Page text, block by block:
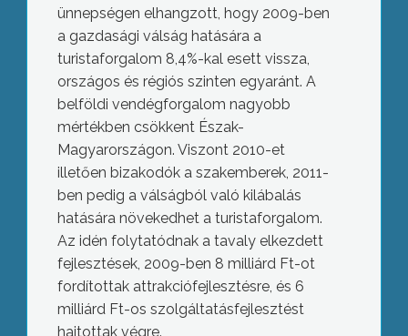
ünnepségen elhangzott, hogy 2009-ben
a gazdasági válság hatására a
turistaforgalom 8,4%-kal esett vissza,
országos és régiós szinten egyaránt. A
belföldi vendégforgalom nagyobb
mértékben csökkent Észak-
Magyarországon. Viszont 2010-et
illetően bizakodók a szakemberek, 2011-
ben pedig a válságból való kilábalás
hatására növekedhet a turistaforgalom.
Az idén folytatódnak a tavaly elkezdett
fejlesztések, 2009-ben 8 milliárd Ft-ot
fordítottak attrakciófejlesztésre, és 6
milliárd Ft-os szolgáltatásfejlesztést
hajtottak végre.